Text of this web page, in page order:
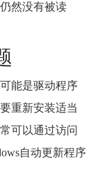
然没有被读
能是驱动程序
重新安装适当
可以通过访问
自动更新程序